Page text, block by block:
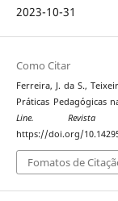
2023-10-31
Como Citar
Ferreira, J. da S.,
Práticas Pedagógicas
Line. Revista
https://doi.org/
Fomatos de